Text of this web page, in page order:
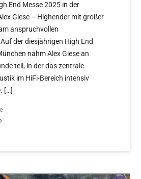
End Messe 2025 in der
Giese – Highender mit großer
anspruchvollen
der diesjährigen High End
nahm Alex Giese an
teil, in der das zentrale
im HiFi-Bereich intensiv
[…]